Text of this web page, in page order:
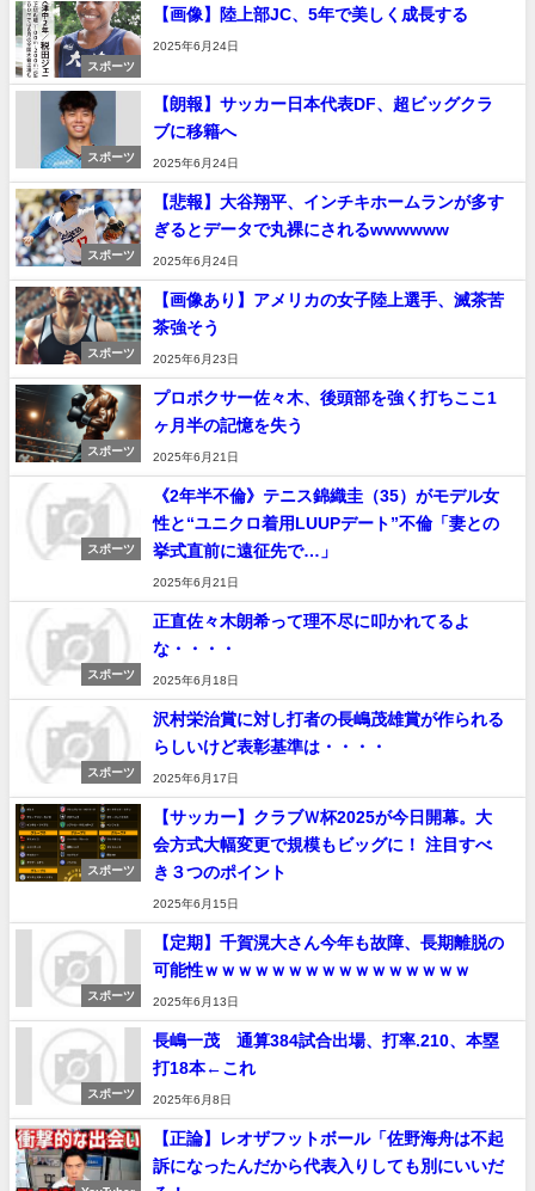
スポーツ
【画像】陸上部JC、5年で美しく成長する
2025年6月24日
スポーツ
【朗報】サッカー日本代表DF、超ビッグクラ
ブに移籍へ
2025年6月24日
スポーツ
【悲報】大谷翔平、インチキホームランが多す
ぎるとデータで丸裸にされるwwwwww
2025年6月24日
スポーツ
【画像あり】アメリカの女子陸上選手、滅茶苦
茶強そう
2025年6月23日
スポーツ
プロボクサー佐々木、後頭部を強く打ちここ1
ヶ月半の記憶を失う
2025年6月21日
スポーツ
《2年半不倫》テニス錦織圭（35）がモデル女
性と“ユニクロ着用LUUPデート”不倫「妻との
挙式直前に遠征先で…」
2025年6月21日
スポーツ
正直佐々木朗希って理不尽に叩かれてるよ
な・・・・
2025年6月18日
スポーツ
沢村栄治賞に対し打者の長嶋茂雄賞が作られる
らしいけど表彰基準は・・・・
2025年6月17日
スポーツ
【サッカー】クラブＷ杯2025が今日開幕。大
会方式大幅変更で規模もビッグに！ 注目すべ
き３つのポイント
2025年6月15日
スポーツ
【定期】千賀滉大さん今年も故障、長期離脱の
可能性ｗｗｗｗｗｗｗｗｗｗｗｗｗｗｗｗ
2025年6月13日
スポーツ
長嶋一茂 通算384試合出場、打率.210、本塁
打18本←これ
2025年6月8日
【正論】レオザフットボール「佐野海舟は不起
訴になったんだから代表入りしても別にいいだ